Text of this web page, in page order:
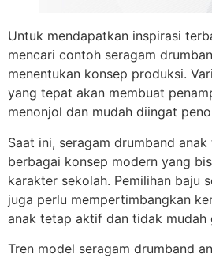
Untuk mendapatkan inspirasi
mencari contoh seragam
menentukan konsep produksi.
yang tepat akan membuat
menonjol dan mudah diingat
Saat ini, seragam drumband
berbagai konsep modern yang
karakter sekolah. Pemilihan baju
juga perlu mempertimbangkan
anak tetap aktif dan tidak mudah
Tren model seragam drumband